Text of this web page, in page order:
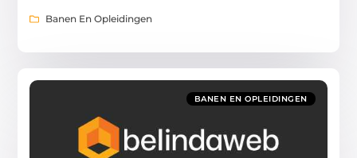
Banen En Opleidingen
BANEN EN OPLEIDINGEN